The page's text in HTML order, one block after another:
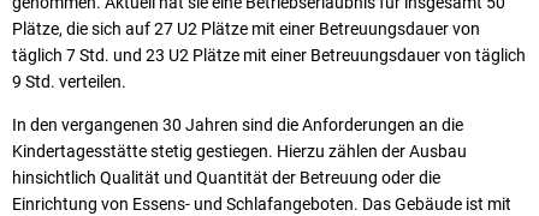
Plätze, die sich auf 27 U2 Plätze mit einer Betreuungsdauer von
täglich 7 Std. und 23 U2 Plätze mit einer Betreuungsdauer von täglich
9 Std. verteilen.
In den vergangenen 30 Jahren sind die Anforderungen an die
Kindertagesstätte stetig gestiegen. Hierzu zählen der Ausbau
hinsichtlich Qualität und Quantität der Betreuung oder die
Einrichtung von Essens- und Schlafangeboten. Das Gebäude ist mit